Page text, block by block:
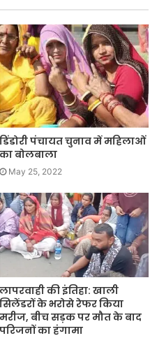
डिंडोरी पंचायत चुनाव में महिलाओं
का बोलबाला
May 25, 2022
लापरवाही की इंतिहा: खाली
सिलेंडरों के भरोसे रेफर किया
मरीज, बीच सड़क पर मौत के बाद
परिजनों का हंगामा